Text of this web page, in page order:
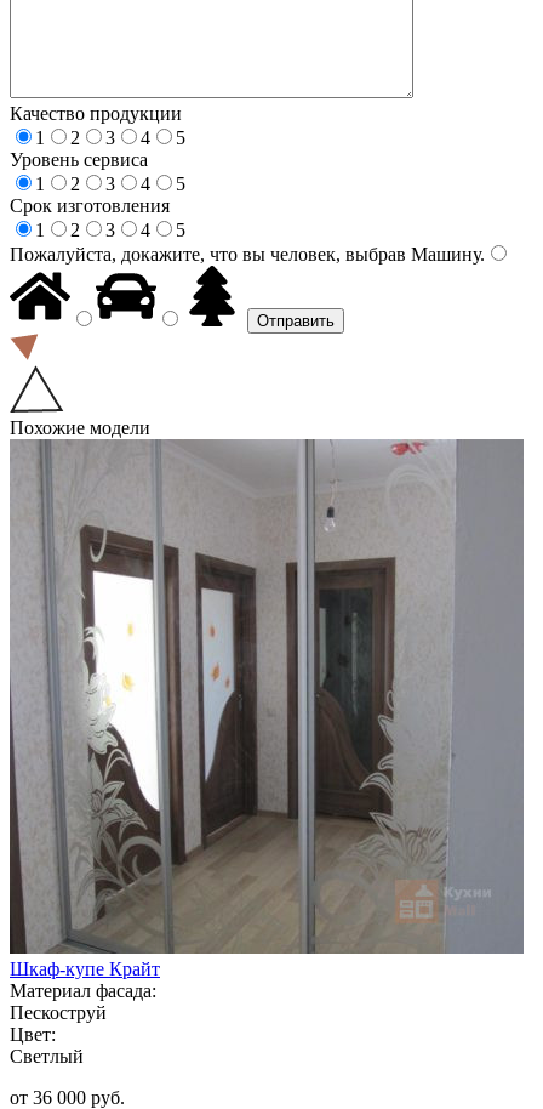
Качество продукции
1
2 3 4
5
Уровень сервиса
1
2 3 4
5
Срок изготовления
1
2 3 4
5
Пожалуйста, докажите, что вы человек, выбрав Машину.
Похожие модели
Шкаф-купе Крайт
Материал фасада:
Пескоструй
Цвет:
Светлый
от 36 000 руб.